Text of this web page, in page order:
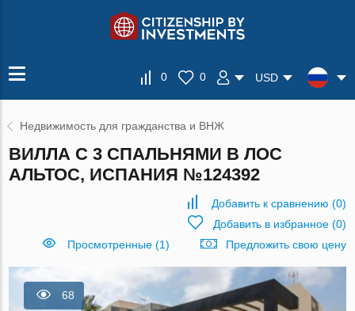
0 0 USD
Недвижимость для гражданства и ВНЖ
ВИЛЛА С 3 СПАЛЬНЯМИ В ЛОС
АЛЬТОС, ИСПАНИЯ №124392
Добавить к сравнению (0)
Добавить в избранное(0)
Просмотренные (1)
Предложить свою цену
68